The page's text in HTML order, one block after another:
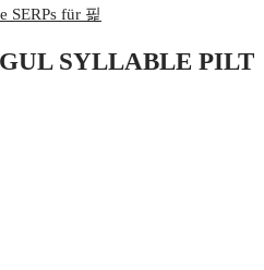
SERPs für 핉
SYLLABLE PILT